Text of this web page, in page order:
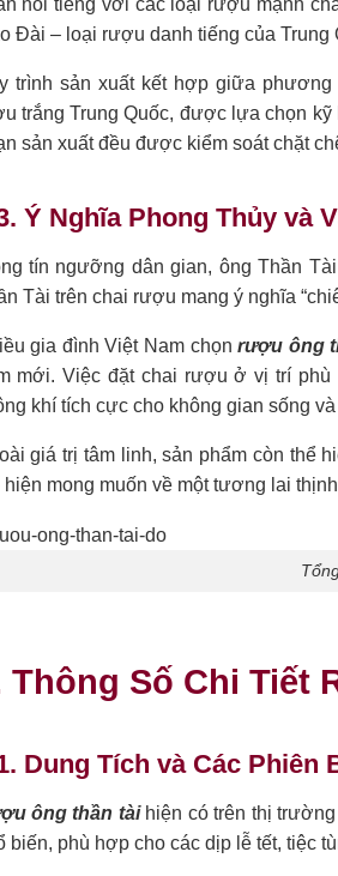
nổi tiếng với các loại rượu mạnh
Đài – loại rượu danh tiếng của Trung
trình sản xuất kết hợp giữa
trắng Trung Quốc, được lựa chọn
sản xuất đều được kiểm soát chặt
Ý Nghĩa Phong Thủy và
tín ngưỡng dân gian, ông Thần
Tài trên chai rượu mang ý nghĩa
gia đình Việt Nam chọnrượu ông
mới. Việc đặt chai rượu ở vị trí
khí tích cực cho không gian sống
giá trị tâm linh, sản phẩm còn thể
hiện mong muốn về một tương lai
Thông Số Chi Tiết
Dung Tích và Các Phiên
ông thần tàihiện có trên thị
biến, phù hợp cho các dịp lễ tết, tiệc